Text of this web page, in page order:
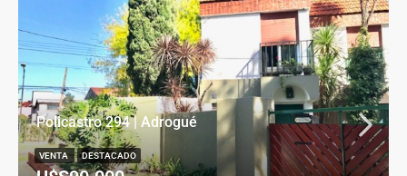
Policastro 294 | Adrogué
VENTA DESTACADO